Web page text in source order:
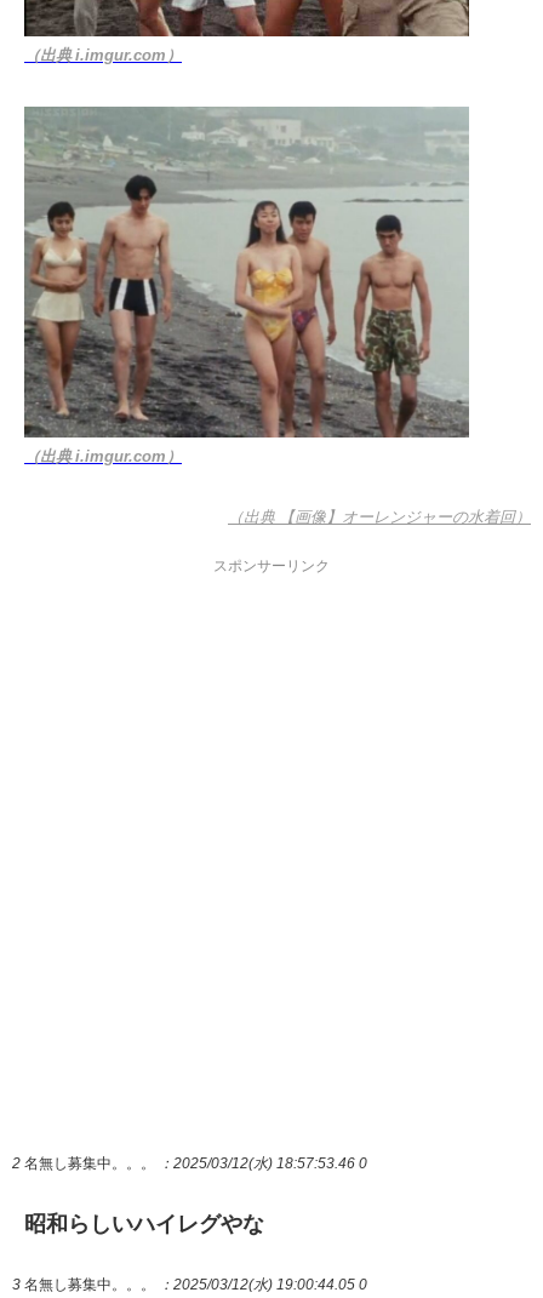
（出典 i.imgur.com）
（出典 i.imgur.com）
（出典 【画像】オーレンジャーの水着回）
スポンサーリンク
2 名無し募集中。。。 ：2025/03/12(水) 18:57:53.46 0
昭和らしいハイレグやな
3 名無し募集中。。。 ：2025/03/12(水) 19:00:44.05 0